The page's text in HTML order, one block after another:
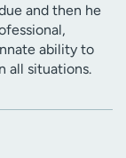
and then he
ability to
all situations.